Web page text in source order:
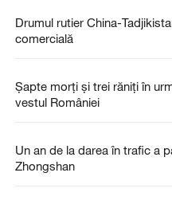
Drumul rutier China-
comercială
Șapte morți și trei răniți în
vestul României
Un an de la darea în trafic a
Zhongshan